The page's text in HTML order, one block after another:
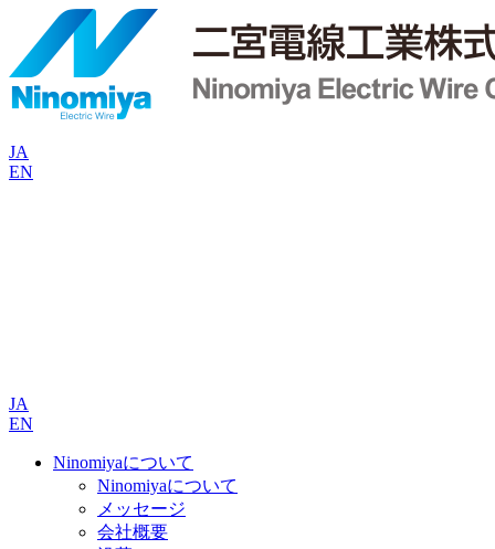
JA
EN
JA
EN
Ninomiyaについて
Ninomiyaについて
メッセージ
会社概要